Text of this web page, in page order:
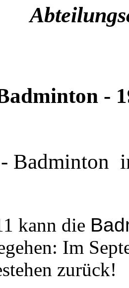
-
Badminton
kann die
Im
zurück!